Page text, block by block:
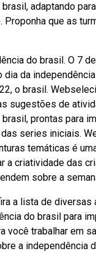
adaptando
Proponha que as
do brasil. O 7
dia da
o brasil.
sugestões de
prontas para
series iniciais.
temáticas é
a criatividade das
sobre a
a lista de diversas
do brasil para
você trabalhar em
a independência